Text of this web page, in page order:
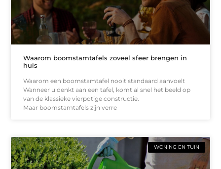
Waarom boomstamtafels zoveel sfeer brengen in
huis
Waarom een boomstamtafel nooit standaard aanvoelt
Wanneer u denkt aan een tafel, komt al snel het beeld op
van de klassieke vierpotige constructie.
Maar boomstamtafels zijn verre
WONING EN TUIN